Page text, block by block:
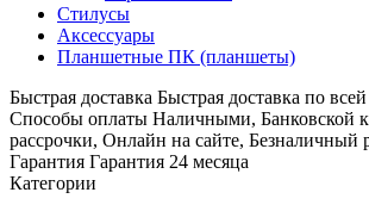
Стилусы
Аксессуары
Планшетные ПК (планшеты)
Быстрая доставка Быстрая доставка по
Способы оплаты Наличными, Банковской
рассрочки, Онлайн на сайте, Безналичный
Гарантия Гарантия 24 месяца
Категории